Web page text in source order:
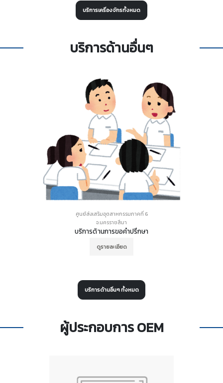
บริการเครื่องจักรทั้งหมด
บริการด้านอื่นๆ
ศูนย์ส่งเสริมอุตสาหกรรมภาคที่ 6
จ.นครราชสีมา
บริการด้านการขอคำปรึกษา
ดูรายละเอียด
บริการด้านอื่นๆ ทั้งหมด
ผู้ประกอบการ OEM